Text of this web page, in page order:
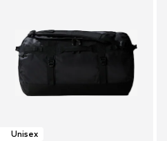
Unisex